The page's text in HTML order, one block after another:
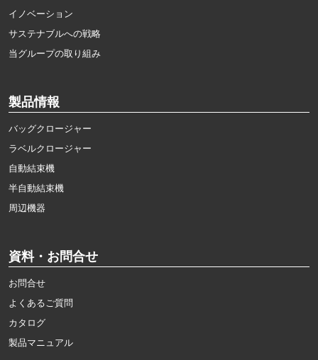
イノベーション
サステナブルへの戦略
当グループの取り組み
製品情報
バッグクロージャー
ラベルクロージャー
自動結束機
半自動結束機
周辺機器
資料・お問合せ
お問合せ
よくあるご質問
カタログ
製品マニュアル